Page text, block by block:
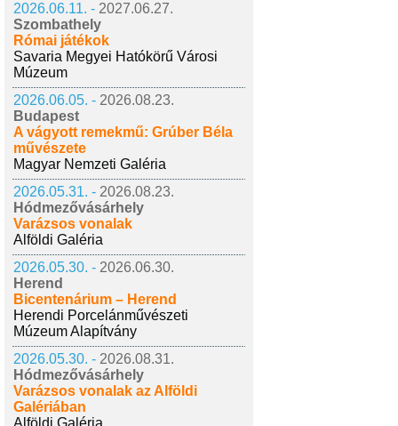
2026.06.11. - 2027.06.27.
Szombathely
Római játékok
Savaria Megyei Hatókörű Városi
Múzeum
2026.06.05. - 2026.08.23.
Budapest
A vágyott remekmű: Grúber Béla
művészete
Magyar Nemzeti Galéria
2026.05.31. - 2026.08.23.
Hódmezővásárhely
Varázsos vonalak
Alföldi Galéria
2026.05.30. - 2026.06.30.
Herend
Bicentenárium – Herend
Herendi Porcelánművészeti
Múzeum Alapítvány
2026.05.30. - 2026.08.31.
Hódmezővásárhely
Varázsos vonalak az Alföldi
Galériában
Alföldi Galéria